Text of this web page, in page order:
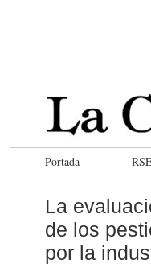
Portada
La
de los
por la